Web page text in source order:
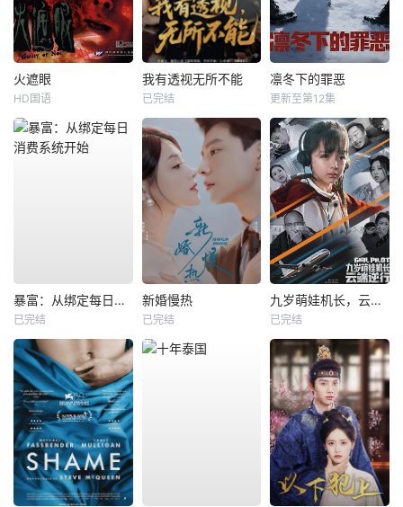
火遮眼
HD国语
我有透视无所不能
已完结
凛冬下的罪恶
更新至第12集
暴富：从绑定每日消费系统开始
已完结
新婚慢热
已完结
九岁萌娃机长，云端逆行
已完结